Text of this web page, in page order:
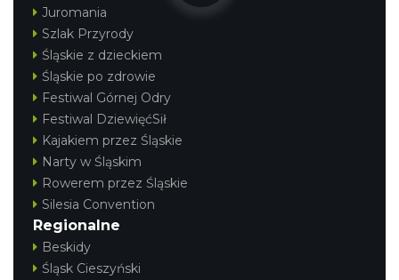
Juromania
Szlak Przyrody
Śląskie z dzieckiem
Śląskie po zdrowie
Festiwal Górnej Odry
Festiwal DziewięćSił
Kajakiem przez Śląskie
Narty w Śląskim
Rowerem przez Śląskie
Silesia Convention
Regionalne
Beskidy
Śląsk Cieszyński